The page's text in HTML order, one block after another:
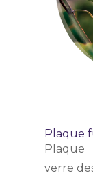
Plaque
Plaque
verre